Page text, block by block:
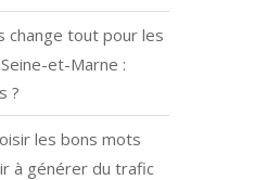
change tout pour les
et-Marne :
?
les bons mots
à générer du trafic